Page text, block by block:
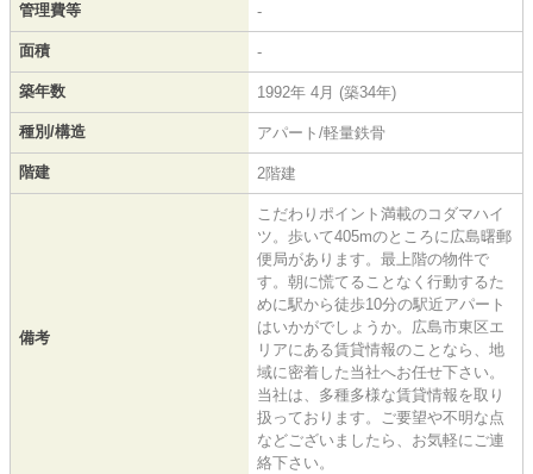
管理費等 -
面積 -
築年数 1992年 4月 (築34年)
種別/構造 アパート/軽量鉄骨
階建 2階建
備考
こだわりポイント満載のコダマハイ
ツ。歩いて405mのところに広島曙郵
便局があります。最上階の物件で
す。朝に慌てることなく行動するた
めに駅から徒歩10分の駅近アパート
はいかがでしょうか。広島市東区エ
リアにある賃貸情報のことなら、地
域に密着した当社へお任せ下さい。
当社は、多種多様な賃貸情報を取り
扱っております。ご要望や不明な点
などございましたら、お気軽にご連
絡下さい。